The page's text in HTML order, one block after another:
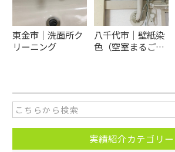
東金市│洗面所ク
リーニング
八千代市│壁紙染
色（空室まるご…
実績紹介カテゴリー